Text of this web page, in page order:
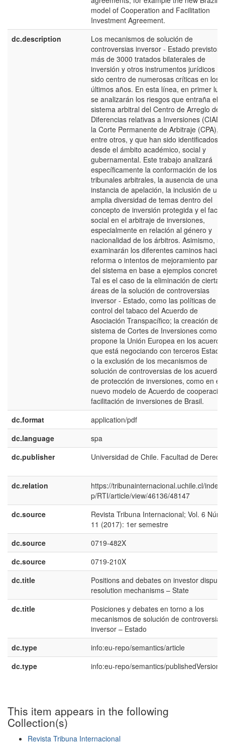
model of Cooperation and Facilitation
Investment Agreement.
dc.description
Los mecanismos de solución de
controversias inversor - Estado previstos
más de 3000 tratados bilaterales de
inversión y otros instrumentos jurídicos
sido centro de numerosas críticas en los
últimos años. En esta línea, en primer
se analizarán los riesgos que entraña el
sistema arbitral del Centro de Arreglo de
Diferencias relativas a Inversiones
la Corte Permanente de Arbitraje (CPA),
entre otros, y que han sido identificados
desde el ámbito académico, social y
gubernamental. Este trabajo analizará
específicamente la conformación de los
tribunales arbitrales, la ausencia de una
instancia de apelación, la inclusión de una
amplia diversidad de temas dentro del
concepto de inversión protegida y el
social en el arbitraje de inversiones,
especialmente en relación al género y
nacionalidad de los árbitros. Asimismo, se
examinarán los diferentes caminos hacia
reforma o intentos de mejoramiento
del sistema en base a ejemplos
Tal es el caso de la eliminación de ciertas
áreas de la solución de controversias
inversor - Estado, como las políticas de
control del tabaco del Acuerdo de
Asociación Transpacífico; la creación de
sistema de Cortes de Inversiones como
propone la Unión Europea en los
que está negociando con terceros
o la exclusión de los mecanismos de
solución de controversias de los acuerdos
de protección de inversiones, como en el
nuevo modelo de Acuerdo de
facilitación de inversiones de Brasil.
dc.format
application/pdf
dc.language
spa
dc.publisher
Universidad de Chile. Facultad de
dc.relation
https://tribunainternacional.uchile.cl/
p/RTI/article/view/46136/48147
dc.source
Revista Tribuna Internacional; Vol. 6 Núm.
11 (2017): 1er semestre
dc.source
0719-482X
dc.source
0719-210X
dc.title
Positions and debates on investor dispute
resolution mechanisms – State
dc.title
Posiciones y debates en torno a los
mecanismos de solución de controversias
inversor – Estado
dc.type
info:eu-repo/semantics/article
dc.type
info:eu-repo/semantics/publishedVersion
This item appears in the following
Collection(s)
Revista Tribuna Internacional